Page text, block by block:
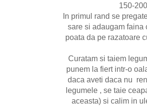
150-
In primul rand se
sare si adaugam faina
poata da pe razatoare
Curatam si taiem
punem la fiert intr-o
daca aveti daca nu
legumele , se taie
aceasta) si calim in